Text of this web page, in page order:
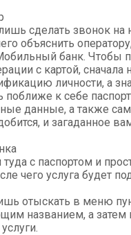
сделать звонок на
объяснить
банк. Чтобы
с картой, сначала
личности, а
поближе к себе
данные, а также
и загаданное
с паспортом и
чего услуга будет
отыскать в меню
названием, а затем